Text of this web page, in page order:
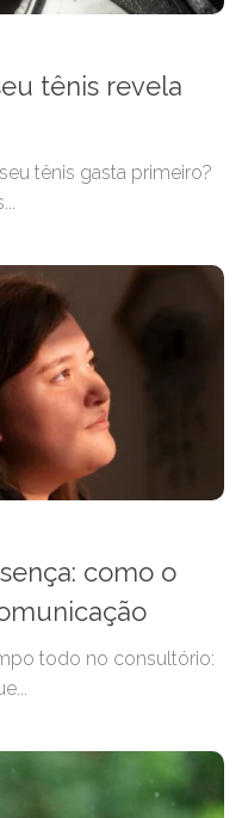
tênis revela
tênis gasta primeiro?
como o
todo no consultório: